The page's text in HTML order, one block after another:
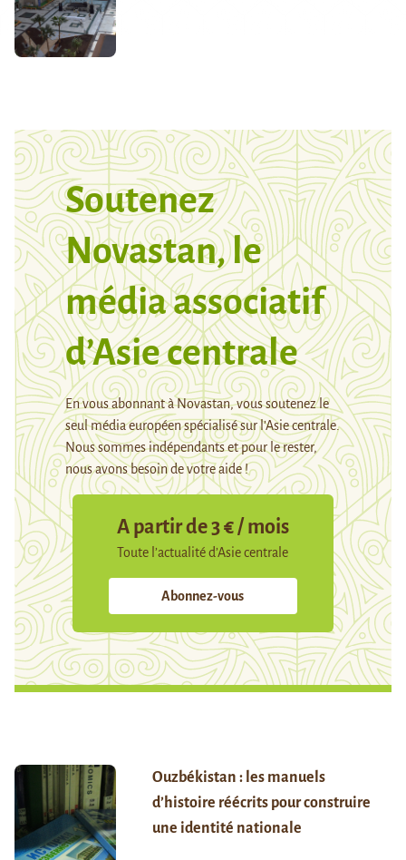
Soutenez
Novastan, le
média associatif
d’Asie centrale
En vous abonnant à Novastan, vous soutenez le
seul média européen spécialisé sur l’Asie centrale.
Nous sommes indépendants et pour le rester,
nous avons besoin de votre aide !
A partir de 3 € / mois
Toute l’actualité d’Asie centrale
Abonnez-vous
Ouzbékistan : les manuels
d’histoire réécrits pour construire
une identité nationale